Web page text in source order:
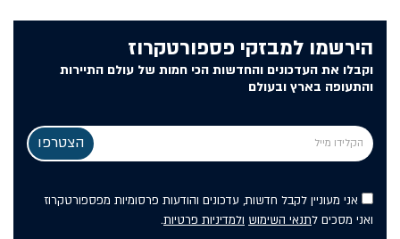
הירשמו למבזקי פספורטקרוז
וקבלו את העדכונים והחדשות הכי חמות של עולם התיירות
והתעופה בארץ ובעולם
אני מעוניין לקבל חדשות, עדכונים והודעות פרסומיות מפספורטקרוז
ואני מסכים לתנאי השימוש ולמדיניות פרטיות.